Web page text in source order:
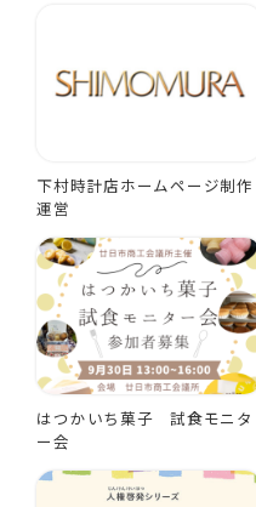
下村時計店ホームページ制作
運営
はつかいち菓子 試食モニタ
ー会